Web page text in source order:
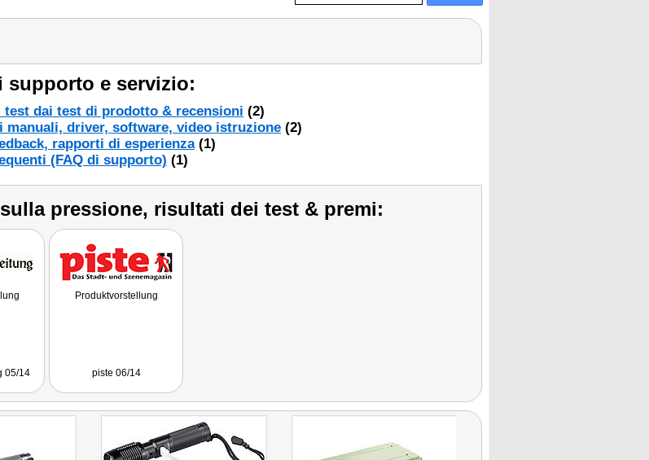
supporto e servizio:
test dai test di prodotto & recensioni (2)
manuali, driver, software, video istruzione (2)
rapporti di esperienza(1)
(FAQ di supporto) (1)
pressione, risultati dei test & premi:
05/14
Produktvorstellung
piste 06/14